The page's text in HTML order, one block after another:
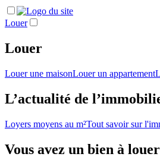
Louer
Louer
Louer une maisonLouer un appartement
L’actualité de
Loyers moyens au m²Tout savoir sur
Vous avez un bien à